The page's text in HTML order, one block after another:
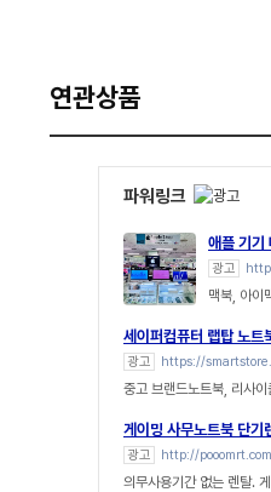
연관상품
파워링크
애플 기기
광고
맥북, 아이
세이퍼컴퓨터 랩탑 노트
광고 https://
중고 브랜드노트북, 리사
게이밍 사무노트북 단기
광고 http://pooomrt.com
의무사용기간 없는 렌탈.